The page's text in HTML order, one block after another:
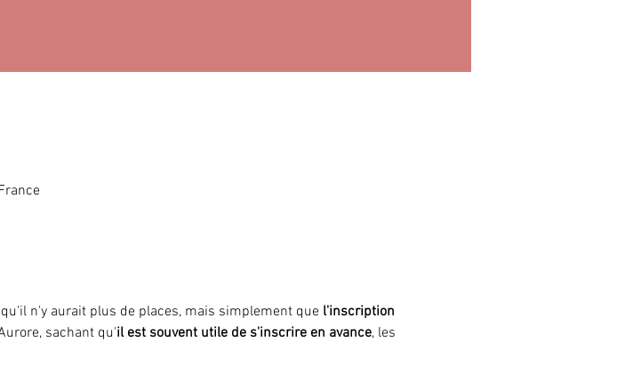
qu'il n'y aurait plus de places, mais simplement que l'inscription
sachant qu'il est souvent utile de s'inscrire en avance, les